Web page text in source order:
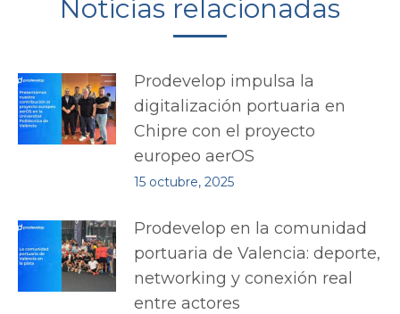
Noticias relacionadas
Prodevelop impulsa la
digitalización portuaria en
Chipre con el proyecto
europeo aerOS
15 octubre, 2025
Prodevelop en la comunidad
portuaria de Valencia: deporte,
networking y conexión real
entre actores